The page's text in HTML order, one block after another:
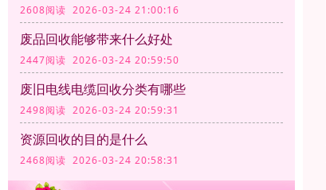
2608阅读 2026-03-24 21:00:16
废品回收能够带来什么好处
2447阅读 2026-03-24 20:59:50
废旧电线电缆回收分类有哪些
2498阅读 2026-03-24 20:59:31
资源回收的目的是什么
2468阅读 2026-03-24 20:58:31